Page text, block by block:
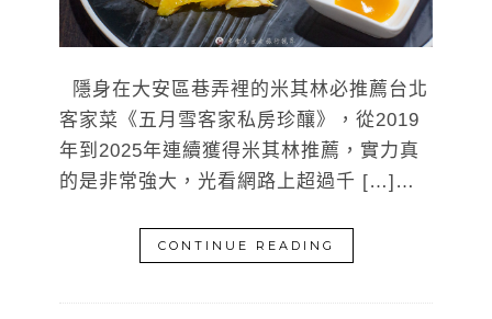
隱身在大安區巷弄裡的米其林必推薦台北
客家菜《五月雪客家私房珍釀》，從2019
年到2025年連續獲得米其林推薦，實力真
的是非常強大，光看網路上超過千 […]…
CONTINUE READING